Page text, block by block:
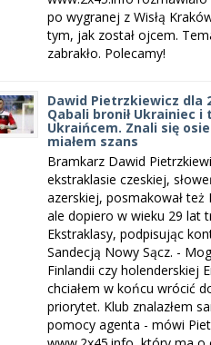
po wygranej z Wisłą
tym, jak został ojcem.
zabrakło. Polecamy!
Dawid Pietrzkiewicz dla
Qabali bronił Ukrainiec i
Ukraińcem. Znali się
miałem szans
Bramkarz Dawid
ekstraklasie czeskiej,
azerskiej, posmakował też
ale dopiero w wieku 29 lat
Ekstraklasy, podpisując
Sandecją Nowy Sącz. -
Finlandii czy holenderskiej
chciałem w końcu wrócić
priorytet. Klub znalazłem
pomocy agenta - mówi